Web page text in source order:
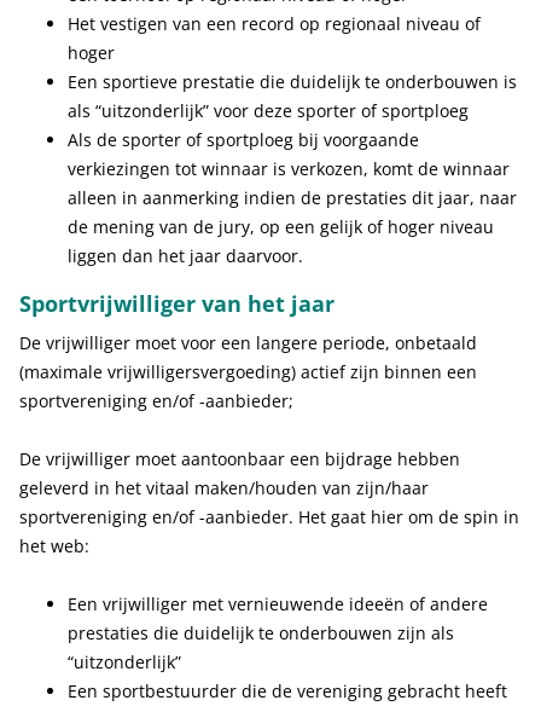
Het vestigen van een record op regionaal niveau of
hoger
Een sportieve prestatie die duidelijk te onderbouwen is
als “uitzonderlijk” voor deze sporter of sportploeg
Als de sporter of sportploeg bij voorgaande
verkiezingen tot winnaar is verkozen, komt de winnaar
alleen in aanmerking indien de prestaties dit jaar, naar
de mening van de jury, op een gelijk of hoger niveau
liggen dan het jaar daarvoor.
Sportvrijwilliger van het jaar
De vrijwilliger moet voor een langere periode, onbetaald
(maximale vrijwilligersvergoeding) actief zijn binnen een
sportvereniging en/of -aanbieder;
De vrijwilliger moet aantoonbaar een bijdrage hebben
geleverd in het vitaal maken/houden van zijn/haar
sportvereniging en/of -aanbieder. Het gaat hier om de spin in
het web:
Een vrijwilliger met vernieuwende ideeën of andere
prestaties die duidelijk te onderbouwen zijn als
“uitzonderlijk”
Een sportbestuurder die de vereniging gebracht heeft